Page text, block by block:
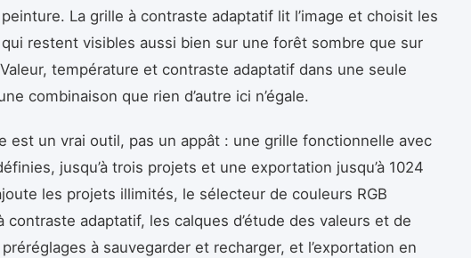
peinture. La grille à contraste adaptatif lit l’image et choisit les
restent visibles aussi bien sur une forêt sombre que sur
température et contraste adaptatif dans une seule
combinaison que rien d’autre ici n’égale.
est un vrai outil, pas un appât : une grille fonctionnelle avec
jusqu’à trois projets et une exportation jusqu’à 1024
les projets illimités, le sélecteur de couleurs RGB
contraste adaptatif, les calques d’étude des valeurs et de
à sauvegarder et recharger, et l’exportation en